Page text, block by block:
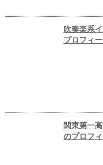
吹奏楽系
プロフィ
関東第一
のプロフ